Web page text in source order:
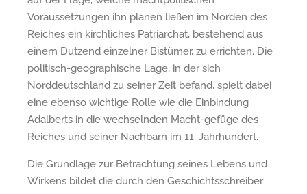
Voraussetzungen ihn planen ließen im Norden des
Reiches ein kirchliches Patriarchat, bestehend aus
einem Dutzend einzelner Bistümer, zu errichten. Die
politisch-geographische Lage, in der sich
Norddeutschland zu seiner Zeit befand, spielt dabei
eine ebenso wichtige Rolle wie die Einbindung
Adalberts in die wechselnden Macht-gefüge des
Reiches und seiner Nachbarn im 11. Jahrhundert.
Die Grundlage zur Betrachtung seines Lebens und
Wirkens bildet die durch den Geschichtsschreiber